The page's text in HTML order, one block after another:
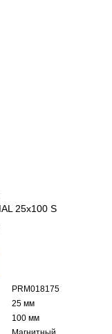
25x100 S
PRM018175
25 мм
100 мм